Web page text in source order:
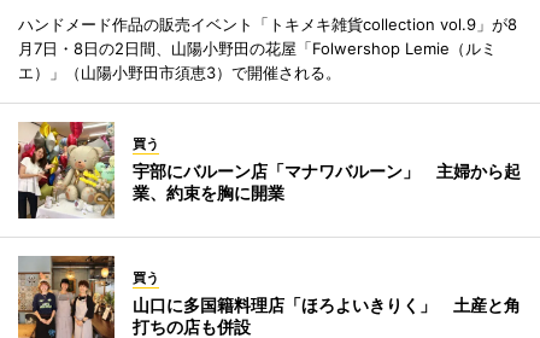
ハンドメード作品の販売イベント「トキメキ雑貨collection vol.9」が8
月7日・8日の2日間、山陽小野田の花屋「Folwershop Lemie（ルミ
エ）」（山陽小野田市須恵3）で開催される。
買う
宇部にバルーン店「マナワバルーン」 主婦から起
業、約束を胸に開業
買う
山口に多国籍料理店「ほろよいきりく」 土産と角
打ちの店も併設